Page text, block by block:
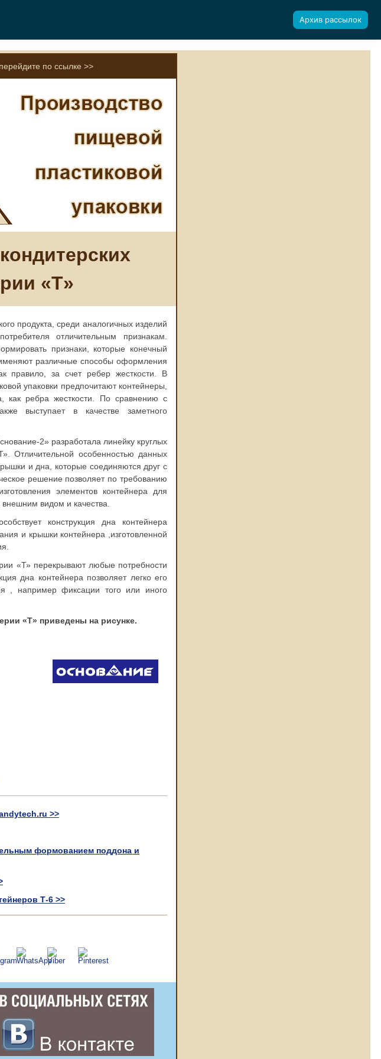
Архив рассылок
по ссылке >>
«Т»
продукта, среди аналогичных изделий
отличительным признакам.
признаки, которые конечный
различные способы оформления
правило, за счет ребер жесткости. В
упаковки предпочитают контейнеры,
как ребра жесткости. По сравнению с
выступает в качестве заметного
2» разработала линейку круглых
Отличительной особенностью данных
и дна, которые соединяются друг с
решение позволяет по требованию
элементов контейнера для
видом и качества.
конструкция дна контейнера
и крышки контейнера ,изготовленной
«Т» перекрывают любые потребности
дна контейнера позволяет легко его
, например фиксации того или иного
«Т» приведены на рисунке.
>>
формованием поддона и
Т-6 >>